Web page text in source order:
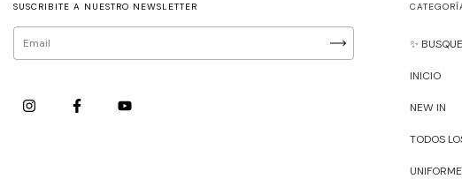
SUSCRIBITE A NUESTRO NEWSLETTER
✨
INICIO
NEW IN
TODOS